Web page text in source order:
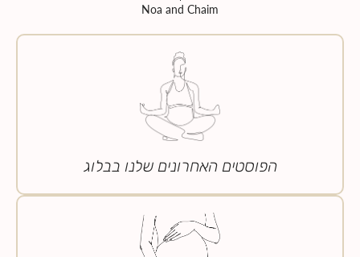
Noa and Chaim
הפוסטים האחרונים שלנו בבלוג